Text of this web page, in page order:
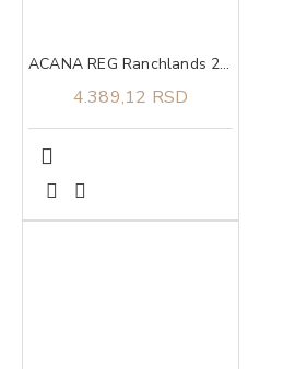
ACANA REG Ranchlands 2kg
4.389,12 RSD